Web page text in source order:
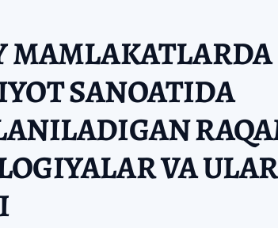
MAMLAKATLARDA
SANOATIDA
VA